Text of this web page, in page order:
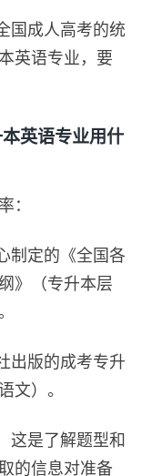
成人高考的统
英语专业，要
英语专业用什
：
定的《全国各
》（专升本层
版的成考专升
文）。
是了解题型和
的信息对准备